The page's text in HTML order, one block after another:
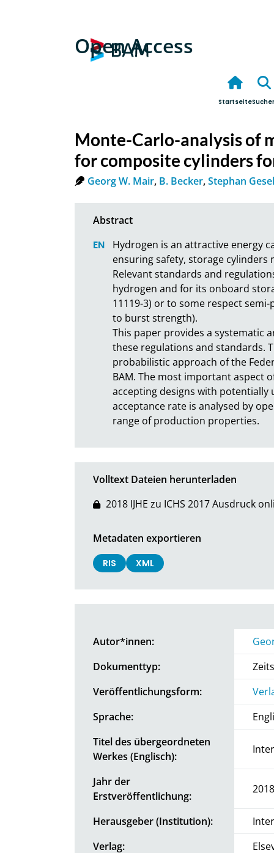
Open Access
Startseite
Monte-Carlo-analysis of
for composite cylinders
Georg W. Mair, B. Becker,Stephan
Hydrogen is an attractive energy
ensuring safety, storage
Relevant standards and
hydrogen and for its onboard
11119-3) or to some respect
to burst strength).
This paper provides a systematic
these regulations and standards.
probabilistic approach of the
BAM. The most important aspect
accepting designs with potentially
acceptance rate is analysed by
range of production properties.
Volltext Dateien herunterladen
2018 IJHE zu ICHS 2017 Ausdruck
Metadaten exportieren
RIS XML
Autor*innen:
Dokumenttyp:
Veröffentlichungsform:
Sprache:
Titel des übergeordneten
Werkes (Englisch):
Jahr der
Erstveröffentlichung:
2018
Herausgeber (Institution):
Verlag: